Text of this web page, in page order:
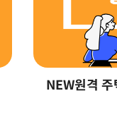
NEW원격